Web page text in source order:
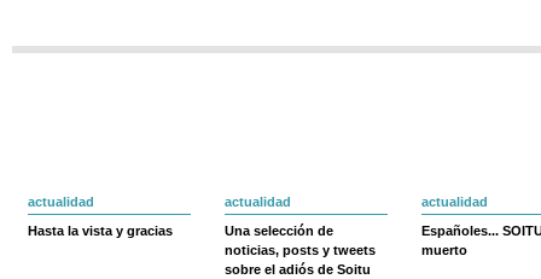
actualidad
Hasta la vista y gracias
actualidad
Una selección de
noticias, posts y tweets
sobre el adiós de Soitu
actualidad
Españoles...
muerto